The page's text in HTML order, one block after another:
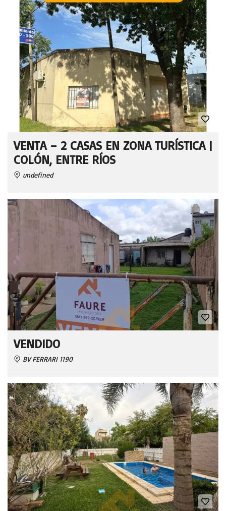
VENTA – 2 CASAS EN ZONA TURÍSTICA |
COLÓN, ENTRE RÍOS
undefined
VENDIDO
BV FERRARI 1190